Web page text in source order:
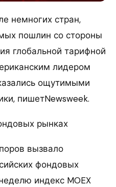
немногих стран,
пошлин со стороны
глобальной тарифной
лидером
ощутимыми
пишетNewsweek.
рынках
вызвало
фондовых
индекс MOEX